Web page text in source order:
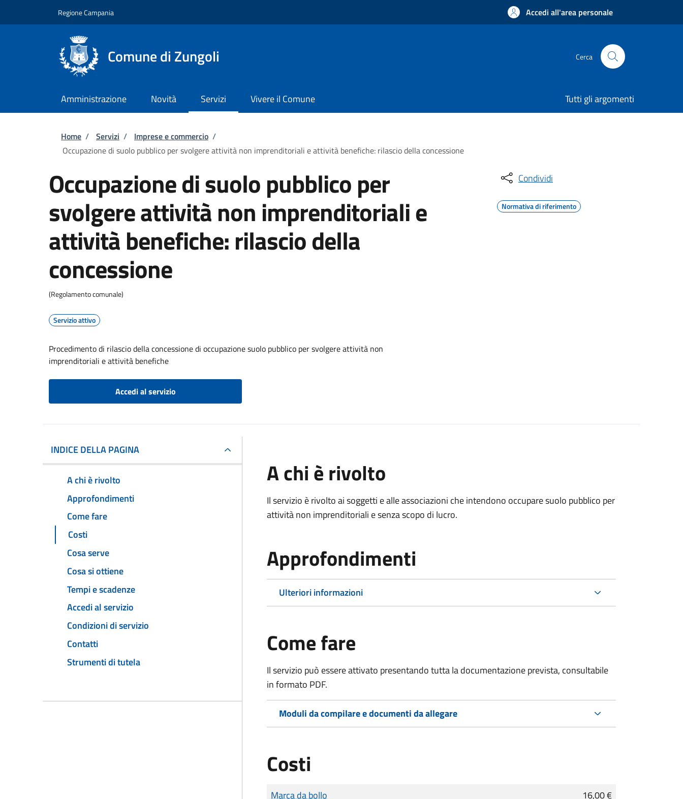
Regione Campania Accedi all'area personale
Comune di Zungoli Cerca
Amministrazione Novità Servizi Vivere il Comune Tutti gli argomenti
Briciole di pane
Home / Servizi / Imprese e commercio /
Occupazione di suolo pubblico per svolgere attività non imprenditoriali e attività benefiche: rilascio della concessione
Occupazione di suolo pubblico per
svolgere attività non imprenditoriali e
attività benefiche: rilascio della
concessione
(Regolamento comunale)
Servizio attivo
Procedimento di rilascio della concessione di occupazione suolo pubblico per svolgere attività non
imprenditoriali e attività benefiche
Accedi al servizio
Condividi
Normativa di riferimento
INDICE DELLA PAGINA
A chi è rivolto
Approfondimenti
Come fare
Costi
Cosa serve
Cosa si ottiene
Tempi e scadenze
Accedi al servizio
Condizioni di servizio
Contatti
Strumenti di tutela
A chi è rivolto
Il servizio è rivolto ai soggetti e alle associazioni che intendono occupare suolo pubblico per
attività non imprenditoriali e senza scopo di lucro.
Approfondimenti
Ulteriori informazioni
Come fare
Il servizio può essere attivato presentando tutta la documentazione prevista, consultabile
in formato PDF.
Moduli da compilare e documenti da allegare
Costi
Tipo di pagamento
Importo
Marca da bollo
16,00 €